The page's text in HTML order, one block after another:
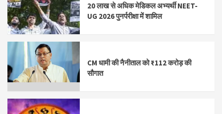
20 लाख से अधिक मेडिकल अभ्यर्थी NEET-
UG 2026 पुनर्परीक्षा में शामिल
CM धामी की नैनीताल को ₹112 करोड़ की
सौगात